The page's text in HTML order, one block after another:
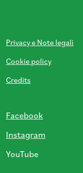
Privacy e Note legali
Cookie policy
Credits
Facebook
Instagram
YouTube